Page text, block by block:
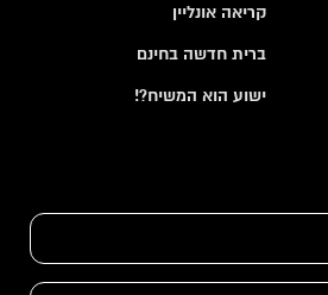
קריאה אונליין
ברית חדשה בחינם
ישוע הוא המשיח?!